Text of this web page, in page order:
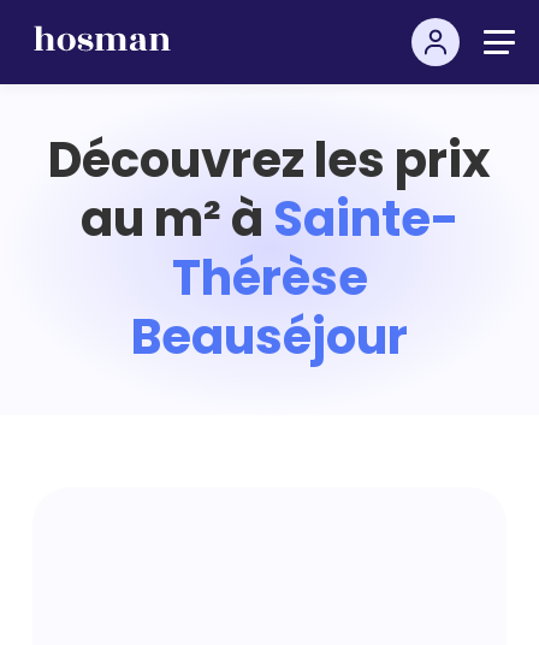
Découvrez les prix
au m² à Sainte-
Thérèse
Beauséjour